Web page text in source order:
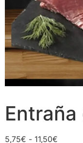
5,75€ - 11,50€